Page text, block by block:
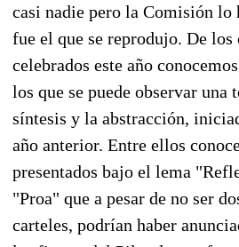
casi nadie pero la Comisión lo
fue el que se reprodujo. De los
celebrados este año
los que se puede observar una
síntesis y la abstracción,
año anterior. Entre ellos
presentados bajo el lema
"Proa" que a pesar de no ser
carteles, podrían haber